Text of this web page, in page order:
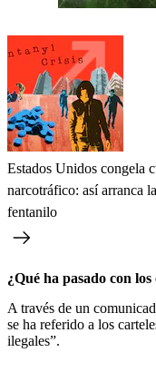
Estados Unidos congela
narcotráfico: así arranca
fentanilo
¿Qué ha pasado con
A través de un
se ha referido a los
ilegales”.